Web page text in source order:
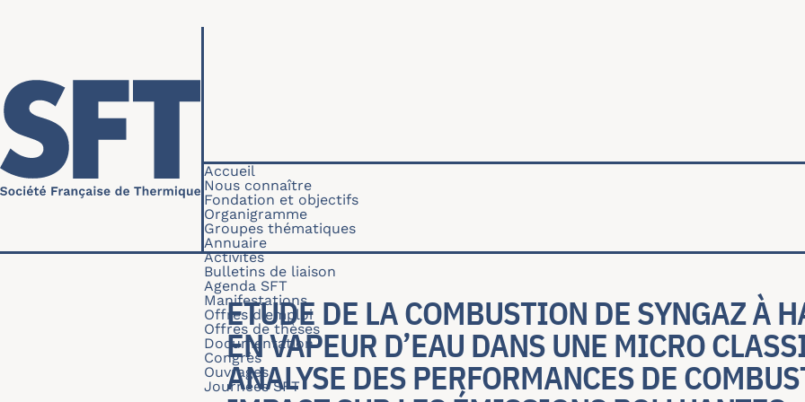
Navigation principale
Accueil
Nous connaître
Fondation et objectifs
Organigramme
Groupes thématiques
Annuaire
Activités
Bulletins de liaison
Agenda SFT
Manifestations
Offres d'emploi
Offres de thèses
Documentation
Congrès
Ouvrages
Journées SFT
ETUDE DE LA COMBUSTION DE SYNGAZ À
EN VAPEUR D’EAU DANS UNE MICRO
ANALYSE DES PERFORMANCES DE